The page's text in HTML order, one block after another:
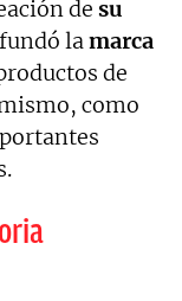
de su
lamarca
de
como